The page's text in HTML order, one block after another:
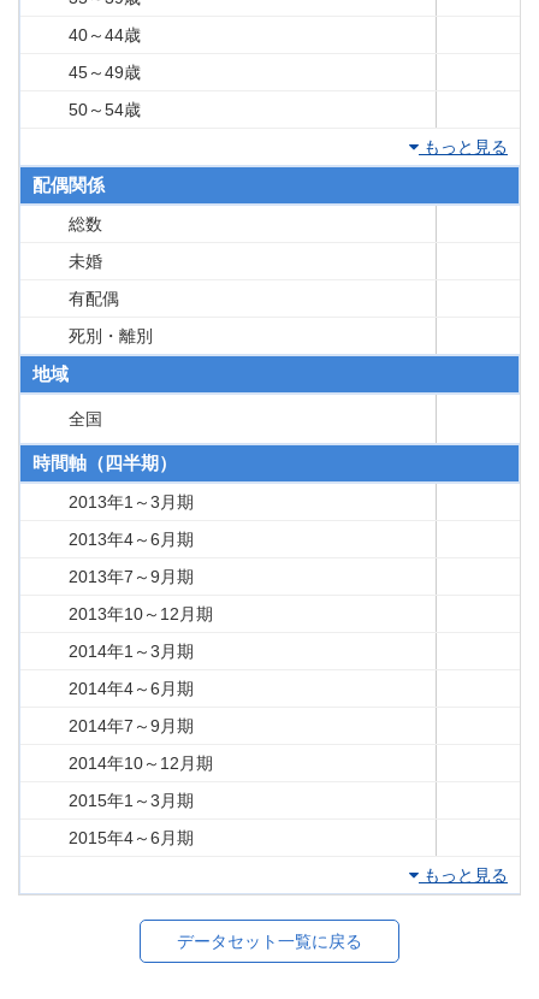
40～44歳
45～49歳
50～54歳
もっと見る
配偶関係
総数
未婚
有配偶
死別・離別
地域
全国
時間軸（四半期）
2013年1～3月期
2013年4～6月期
2013年7～9月期
2013年10～12月期
2014年1～3月期
2014年4～6月期
2014年7～9月期
2014年10～12月期
2015年1～3月期
2015年4～6月期
もっと見る
データセット一覧に戻る